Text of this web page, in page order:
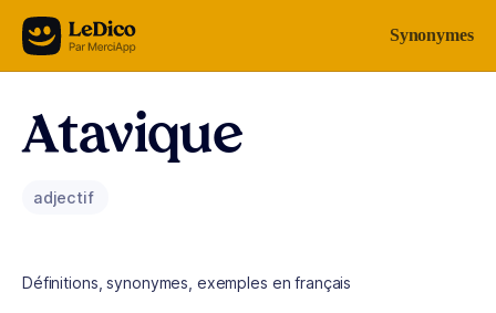
Aller au contenu Synonymes
Atavique
adjectif
Définitions, synonymes, exemples en français